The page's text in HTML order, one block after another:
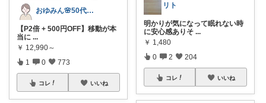
おゆみん🌸50代からの快適暮らし
【P2倍 + 500円OFF】移動が本
当に ...
￥ 12,990～
1 0 773
コレ いいね
リト
明かりが気になって眠れない時
に安心感ありそ ...
￥ 1,480
0 2 204
コレ いいね